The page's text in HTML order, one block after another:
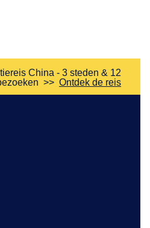
China - 3 steden & 12
>> Ontdek de reis